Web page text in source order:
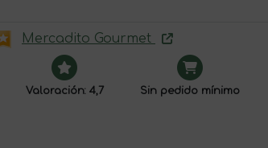
Mercadito Gourmet
Valoración: 4,7 Sin pedido mínimo